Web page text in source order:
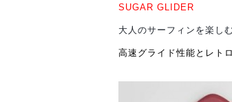
SUGAR GLIDER
大人のサーフィンを楽し
高速グライド性能とレト